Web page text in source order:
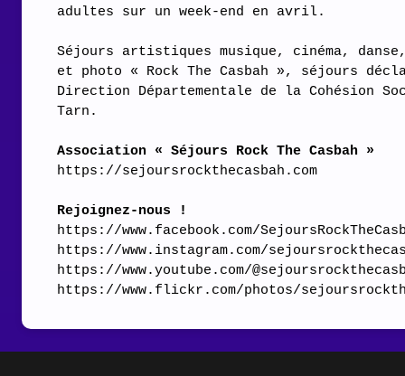
adultes sur un week-end en avril.
Séjours artistiques musique, cinéma,
et photo « Rock The Casbah », séjours
Direction Départementale de la Cohésion
Tarn.
Association « Séjours Rock The Casbah »
https://sejoursrockthecasbah.com
Rejoignez-nous !
https://www.facebook.com/
https://www.instagram.com/
https://www.youtube.com/
https://www.flickr.com/photos/